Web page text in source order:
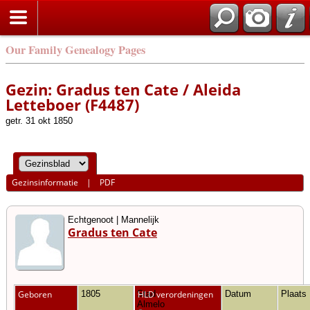
Our Family Genealogy Pages
Gezin: Gradus ten Cate / Aleida
Letteboer (F4487)
getr. 31 okt 1850
Gezinsinformatie | PDF
Echtgenoot | Mannelijk
Gradus ten Cate
Geboren 1805
Stad
Almelo
HLD verordeningen Datum Plaats